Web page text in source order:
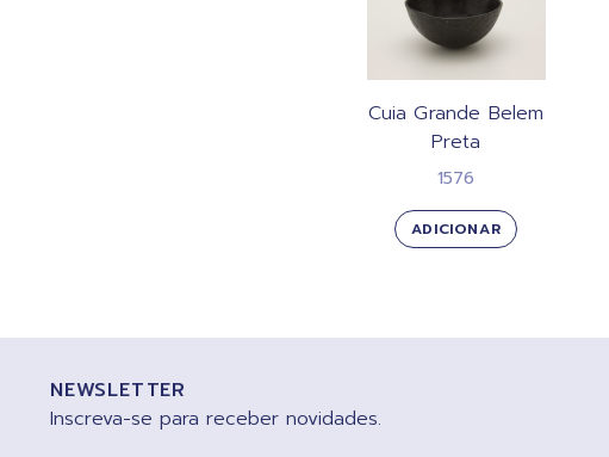
Cuia Grande Belem
Preta
1576
ADICIONAR
NEWSLETTER
Inscreva-se para receber novidades.